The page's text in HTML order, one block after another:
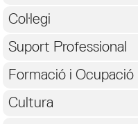
Col·legi
Suport Professional
Formació i Ocupació
Cultura